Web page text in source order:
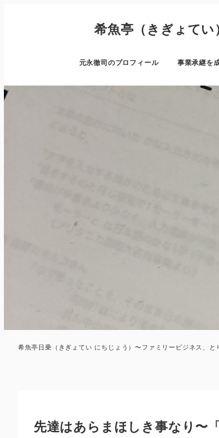
希魚亭（きぎょて
元永徹司のプロフィール 事業承継を
希魚亭日乗（きぎょてい にちじょう）〜ファミリービジネス、
先達はあらまほしき事なり〜